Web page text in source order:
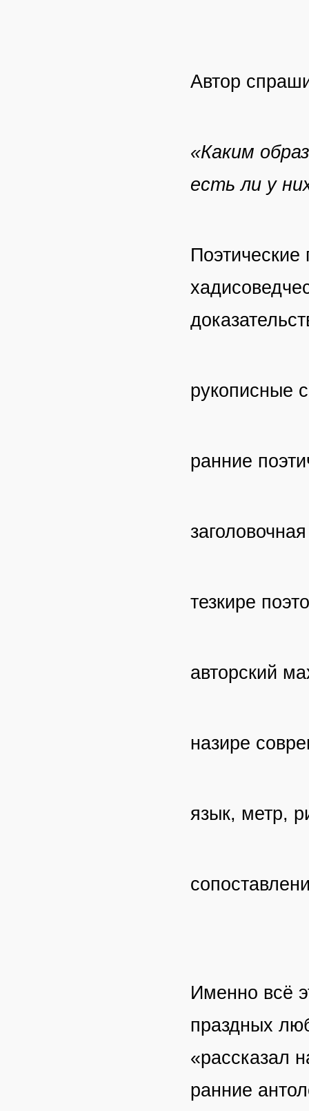
Автор
«Каким
есть ли у
Поэтические
рукописные
ранние
тезкире
авторский
назире
язык, метр,
Именно всё
праздных
«рассказал
ранние